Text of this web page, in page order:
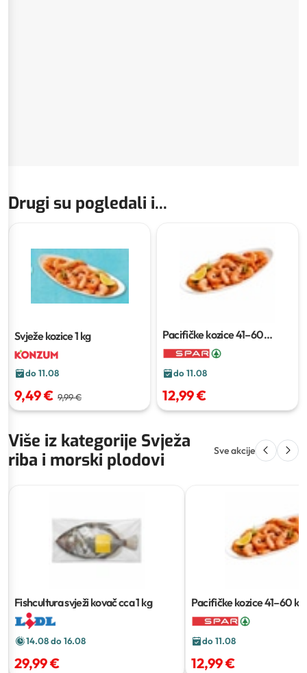
Drugi su pogledali i...
Svježe kozice1 kg
do 11.08
9,49 € 9,99 €
Pacifičke kozice41–60
kom/kg
do 11.08
12,99 €
Više iz kategorije Svježa
riba i morski plodovi
Sve akcije
Fishcultura svježi kovačcca 1 kg
14.08 do 16.08
29,99 €
Pacifičke kozice41–60
do 11.08
12,99 €